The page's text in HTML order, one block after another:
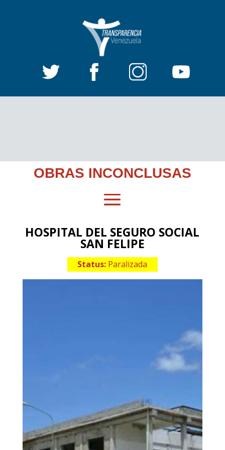
OBRAS INCONCLUSAS
HOSPITAL DEL SEGURO SOCIAL
SAN FELIPE
Status: Paralizada